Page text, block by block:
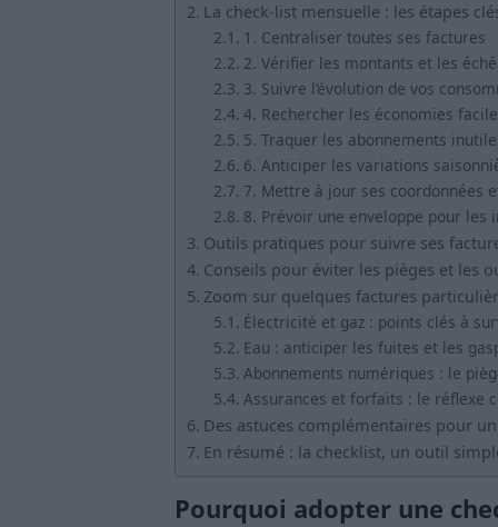
La check-list mensuelle : les étapes
1. Centraliser toutes ses factures
2. Vérifier les montants et les
3. Suivre l’évolution de vos
4. Rechercher les économies
5. Traquer les abonnements
6. Anticiper les variations
7. Mettre à jour ses coordonnées
8. Prévoir une enveloppe pour les
Outils pratiques pour suivre ses
Conseils pour éviter les pièges et les
Zoom sur quelques factures
Électricité et gaz : points clés à
Eau : anticiper les fuites et les
Abonnements numériques : le
Assurances et forfaits : le réflexe
Des astuces complémentaires pour
En résumé : la checklist, un outil
Pourquoi adopter une